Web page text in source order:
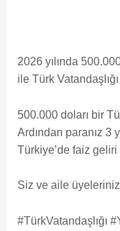
2026 yılında
ile Türk Vatandaşlığı
500.000 doları bir
Ardından paranız 3
Türkiye’de faiz
Siz ve aile
#TürkVatandaşlığı